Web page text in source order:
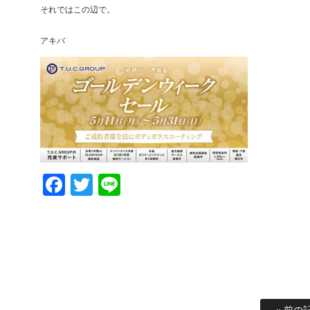
それではこの辺で。
アキバ
Facebook
Twitter